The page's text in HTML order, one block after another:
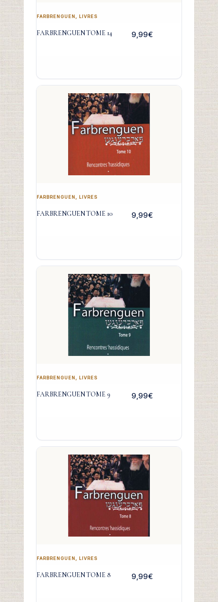
FARBRENGUEN, LIVRES
FARBRENGUEN TOME 14 9,99€
FARBRENGUEN, LIVRES
FARBRENGUEN TOME 10 9,99€
FARBRENGUEN, LIVRES
FARBRENGUEN TOME 9 9,99€
FARBRENGUEN, LIVRES
FARBRENGUEN TOME 8 9,99€